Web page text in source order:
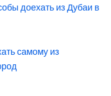
доехать из Дубаи в
самому из